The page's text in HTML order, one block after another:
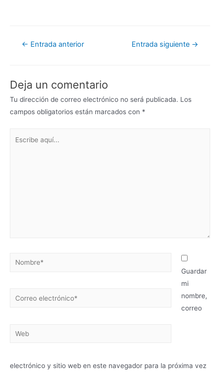
← Entrada anterior Entrada siguiente →
Deja un comentario
Tu dirección de correo electrónico no será publicada. Los
campos obligatorios están marcados con *
Guardar
mi
nombre,
correo
electrónico y sitio web en este navegador para la próxima vez